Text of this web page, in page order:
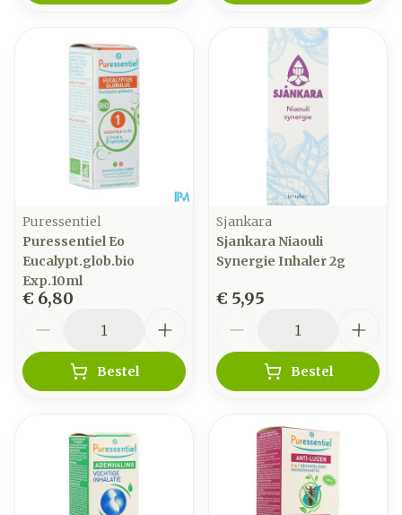
Puressentiel
Puressentiel Eo
Eucalypt.glob.bio
Exp.10ml
€ 6,80
Bestel
Sjankara
Sjankara Niaouli
Synergie Inhaler 2g
€ 5,95
Bestel